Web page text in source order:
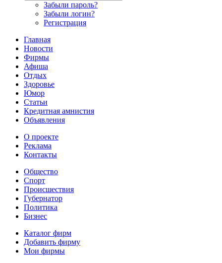
Забыли пароль?
Забыли логин?
Регистрация
Главная
Новости
Фирмы
Афиша
Отдых
Здоровье
Юмор
Статьи
Кредитная амнистия
Объявления
О проекте
Реклама
Контакты
Общество
Спорт
Происшествия
Губернатор
Политика
Бизнес
Каталог фирм
Добавить фирму
Мои фирмы